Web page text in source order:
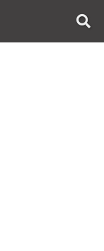
AppWereld